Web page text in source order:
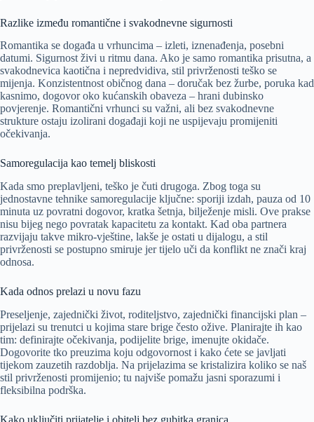
Razlike između romantične i svakodnevne sigurnosti
Romantika se događa u vrhuncima – izleti, iznenađenja, posebni
datumi. Sigurnost živi u ritmu dana. Ako je samo romantika prisutna, a
svakodnevica kaotična i nepredvidiva, stil privrženosti teško se
mijenja. Konzistentnost običnog dana – doručak bez žurbe, poruka kad
kasnimo, dogovor oko kućanskih obaveza – hrani dubinsko
povjerenje. Romantični vrhunci su važni, ali bez svakodnevne
strukture ostaju izolirani događaji koji ne uspijevaju promijeniti
očekivanja.
Samoregulacija kao temelj bliskosti
Kada smo preplavljeni, teško je čuti drugoga. Zbog toga su
jednostavne tehnike samoregulacije ključne: sporiji izdah, pauza od 10
minuta uz povratni dogovor, kratka šetnja, bilježenje misli. Ove prakse
nisu bijeg nego povratak kapacitetu za kontakt. Kad oba partnera
razvijaju takve mikro-vještine, lakše je ostati u dijalogu, a stil
privrženosti se postupno smiruje jer tijelo uči da konflikt ne znači kraj
odnosa.
Kada odnos prelazi u novu fazu
Preseljenje, zajednički život, roditeljstvo, zajednički financijski plan –
prijelazi su trenutci u kojima stare brige često ožive. Planirajte ih kao
tim: definirajte očekivanja, podijelite brige, imenujte okidače.
Dogovorite tko preuzima koju odgovornost i kako ćete se javljati
tijekom zauzetih razdoblja. Na prijelazima se kristalizira koliko se naš
stil privrženosti promijenio; tu najviše pomažu jasni sporazumi i
fleksibilna podrška.
Kako uključiti prijatelje i obitelj bez gubitka granica